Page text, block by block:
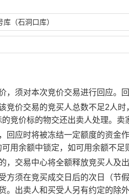
（石洞口库）
，须对本次竞价交易进行回应。
竞价交易的竞买人总数不足2人
竞价标的物交还出卖人处理。
回应时将被冻结一定额度的资金
用余额中锁定，如可用余额不足
，交易中心将全额释放竞买人及
方须在竞买成交日后的次日（节
。出卖人和买受人另有约定的除